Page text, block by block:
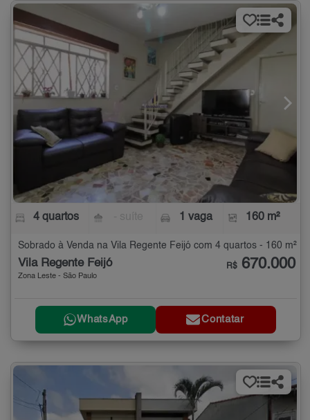
4 quartos 1 vaga 160 m²
Sobrado à Venda na Vila Regente Feijó com 4 quartos - 160 m²
Vila Regente Feijó
Zona Leste - São Paulo
R$ 670.000
WhatsApp Contatar